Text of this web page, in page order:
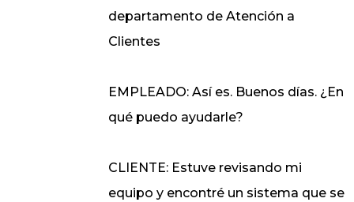
departamento de Atención a
Clientes
EMPLEADO: Así es. Buenos días. ¿En
qué puedo ayudarle?
CLIENTE: Estuve revisando mi
equipo y encontré un sistema que se